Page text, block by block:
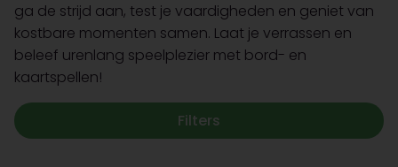
ga de strijd aan, test je vaardigheden en geniet van
kostbare momenten samen. Laat je verrassen en
beleef urenlang speelplezier met bord- en
kaartspellen!
Filters